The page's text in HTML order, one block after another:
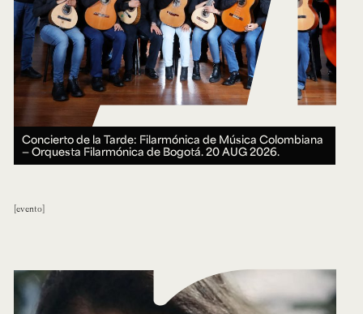
Concierto de la Tarde: Filarmónica de Música Colombiana
— Orquesta Filarmónica de Bogotá.20 AUG 2026.
evento